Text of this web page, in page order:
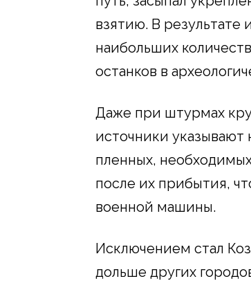
взятию. В
наибольших
останков в
Даже при штурмах
источники
пленных, необходимых
после их прибытия,
военной машины.
Исключением стал
дольше других